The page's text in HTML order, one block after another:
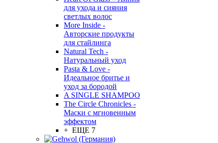
для ухода и сияния
светлых волос
More Inside -
Авторские продукты
для стайлинга
Natural Tech -
Натуральный уход
Pasta & Love -
Идеальное бритье и
уход за бородой
A SINGLE SHAMPOO
The Circle Chronicles -
Маски с мгновенным
эффектом
+ ЕЩЕ 7